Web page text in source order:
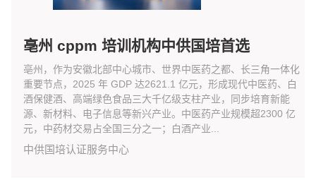
亳州 cppm 培训机构中供国培首选
亳州，作为安徽北部中心城市、世界中医药之都、长三角一体化
重要节点，2025 年 GDP 达2621.1 亿元，形成现代中医药、白
酒保健酒、高端绿色食品三大千亿级支柱产业，同步培育新能
源、新材料、电子信息等新兴产业。中医药产业规模超2300 亿
元，中药材交易占全国三分之一；白酒产业...
中供国培认证服务中心